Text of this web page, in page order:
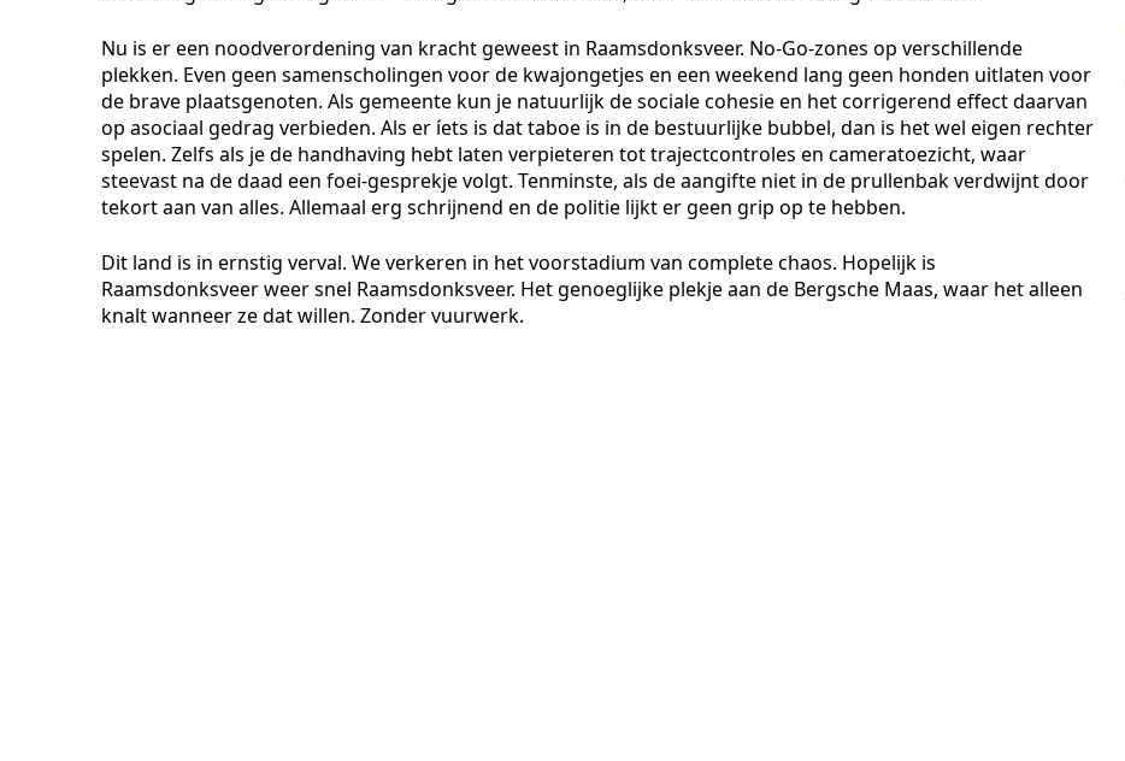
Nu is er een noodverordening van kracht geweest in Raamsdonksveer. No-Go-zones op verschillende
plekken. Even geen samenscholingen voor de kwajongetjes en een weekend lang geen honden uitlaten voor
de brave plaatsgenoten. Als gemeente kun je natuurlijk de sociale cohesie en het corrigerend effect daarvan
op asociaal gedrag verbieden. Als er íets is dat taboe is in de bestuurlijke bubbel, dan is het wel eigen rechter
spelen. Zelfs als je de handhaving hebt laten verpieteren tot trajectcontroles en cameratoezicht, waar
steevast na de daad een foei-gesprekje volgt. Tenminste, als de aangifte niet in de prullenbak verdwijnt door
tekort aan van alles. Allemaal erg schrijnend en de politie lijkt er geen grip op te hebben.
Dit land is in ernstig verval. We verkeren in het voorstadium van complete chaos. Hopelijk is
Raamsdonksveer weer snel Raamsdonksveer. Het genoeglijke plekje aan de Bergsche Maas, waar het alleen
knalt wanneer ze dat willen. Zonder vuurwerk.